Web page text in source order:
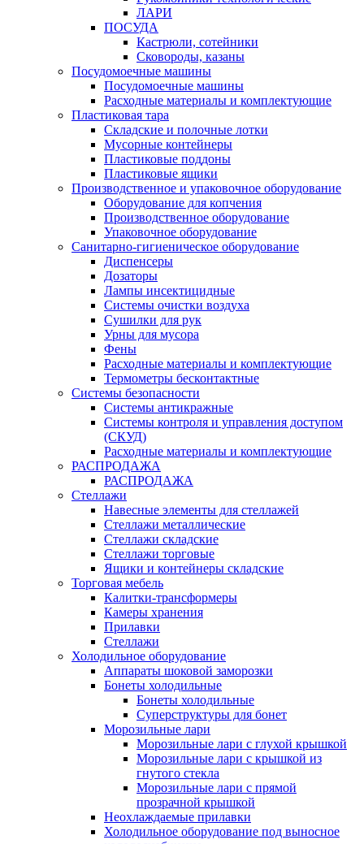
ЛАРИ
ПОСУДА
Кастрюли, сотейники
Сковороды, казаны
Посудомоечные машины
Посудомоечные машины
Расходные материалы и комплектующие
Пластиковая тара
Складские и полочные лотки
Мусорные контейнеры
Пластиковые поддоны
Пластиковые ящики
Производственное и упаковочное оборудование
Оборудование для копчения
Производственное оборудование
Упаковочное оборудование
Санитарно-гигиеническое оборудование
Диспенсеры
Дозаторы
Лампы инсектицидные
Системы очистки воздуха
Сушилки для рук
Урны для мусора
Фены
Расходные материалы и комплектующие
Термометры бесконтактные
Системы безопасности
Системы антикражные
Системы контроля и управления доступом
(СКУД)
Расходные материалы и комплектующие
РАСПРОДАЖА
РАСПРОДАЖА
Стеллажи
Навесные элементы для стеллажей
Стеллажи металлические
Стеллажи складские
Стеллажи торговые
Ящики и контейнеры складские
Торговая мебель
Калитки-трансформеры
Камеры хранения
Прилавки
Стеллажи
Холодильное оборудование
Аппараты шоковой заморозки
Бонеты холодильные
Бонеты холодильные
Суперструктуры для бонет
Морозильные лари
Морозильные лари с глухой крышкой
Морозильные лари с крышкой из
гнутого стекла
Морозильные лари с прямой
прозрачной крышкой
Неохлаждаемые прилавки
Холодильное оборудование под выносное